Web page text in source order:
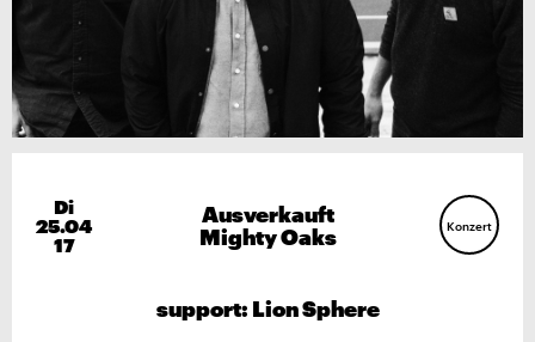
Di
25.04
17
Ausverkauft
Mighty Oaks Konzert
support: Lion Sphere